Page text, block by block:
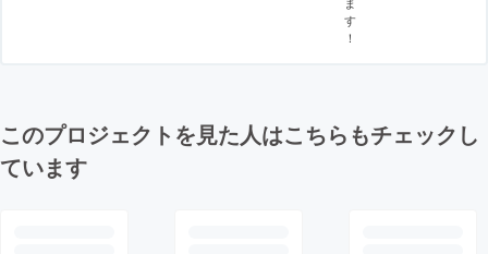
す
！
このプロジェクトを見た人はこちらもチェックし
ています